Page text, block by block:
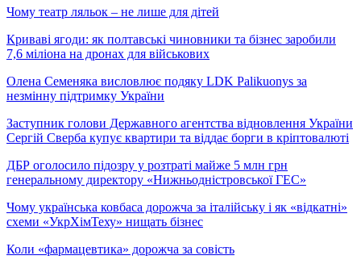
Чому театр ляльок – не лише для дітей
Криваві ягоди: як полтавські чиновники та бізнес заробили
7,6 міліона на дронах для військових
Олена Семеняка висловлює подяку LDK Palikuonys за
незмінну підтримку України
Заступник голови Державного агентства відновлення України
Сергій Сверба купує квартири та віддає борги в кріптовалюті
ДБР оголосило підозру у розтраті майже 5 млн грн
генеральному директору «Нижньодністровської ГЕС»
Чому українська ковбаса дорожча за італійську і як «відкатні»
схеми «УкрХімТеху» нищать бізнес
Коли «фармацевтика» дорожча за совість